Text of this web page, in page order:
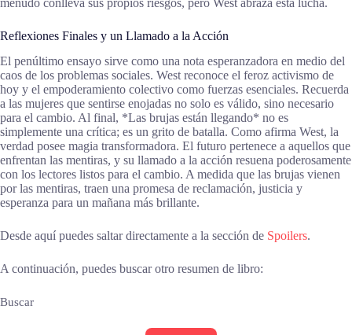
Reflexiones Finales y un Llamado a la Acción
El penúltimo ensayo sirve como una nota esperanzadora en medio del
caos de los problemas sociales. West reconoce el feroz activismo de
hoy y el empoderamiento colectivo como fuerzas esenciales. Recuerda
a las mujeres que sentirse enojadas no solo es válido, sino necesario
para el cambio. Al final, *Las brujas están llegando* no es
simplemente una crítica; es un grito de batalla. Como afirma West, la
verdad posee magia transformadora. El futuro pertenece a aquellos que
enfrentan las mentiras, y su llamado a la acción resuena poderosamente
con los lectores listos para el cambio. A medida que las brujas vienen
por las mentiras, traen una promesa de reclamación, justicia y
esperanza para un mañana más brillante.
Desde aquí puedes saltar directamente a la sección de Spoilers.
A continuación, puedes buscar otro resumen de libro:
Buscar